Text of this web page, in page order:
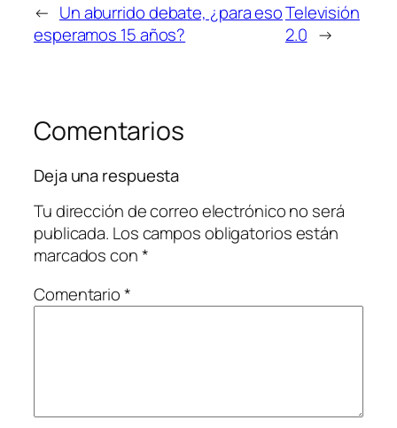
← Un aburrido debate, ¿para eso
esperamos 15 años?
Televisión
2.0 →
Comentarios
Deja una respuesta
Tu dirección de correo electrónico no será
publicada. Los campos obligatorios están
marcados con*
Comentario*